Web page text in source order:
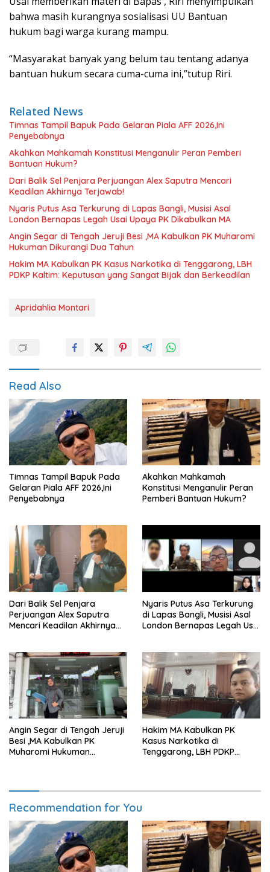
bahwa masih kurangnya sosialisasi UU Bantuan
hukum bagi warga kurang mampu.
“Masyarakat banyak yang belum tau tentang adanya
bantuan hukum secara cuma-cuma ini,”tutup Riri.
Related News
Timnas Tampil Bapuk Pada Gelaran Piala AFF 2026,Ini
Penyebabnya
Akahkan Mahkamah Konstitusi Menganulir Peran Pemberi
Bantuan Hukum?
Dari Balik Sel Penjara Perjuangan Alex Saputra Mencari
Keadilan Akhirnya Terjawab!
Nyaris Putus Asa Terkurung di Lapas Bangli, Musisi Asal
London Bernapas Legah Usai Upaya PK Dikabulkan MA
Angin Segar di Tengah Jeruji Besi ,MA Kabulkan PK Muharomi
Hukuman Dikurangi Dua Tahun
Hakim MA Kabulkan PK Kasus Narkotika di Tenggarong, LBH
PDKP Kaltim: Keputusan yang Sangat Bijak dan Berkeadilan
Apridahlia Montari
Read Also
Timnas Tampil Bapuk Pada
Gelaran Piala AFF 2026,Ini
Penyebabnya
Akahkan Mahkamah
Konstitusi Menganulir Peran
Pemberi Bantuan Hukum?
Dari Balik Sel Penjara
Perjuangan Alex Saputra
Mencari Keadilan Akhirnya
Nyaris Putus Asa Terkurung
di Lapas Bangli, Musisi Asal
London Bernapas Legah Usai
Angin Segar di Tengah Jeruji
Besi ,MA Kabulkan PK
Muharomi Hukuman
Hakim MA Kabulkan PK
Kasus Narkotika di
Tenggarong, LBH PDKP
Recommendation for You